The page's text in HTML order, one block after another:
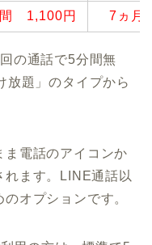
1,100円 7ヵ月
の通話で5分間無
放題」のタイプから
ま電話のアイコンか
れます。LINE通話以
オプションです。